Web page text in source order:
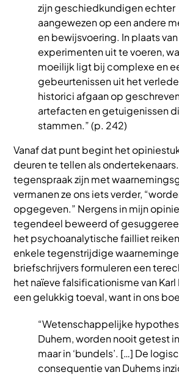
zijn geschiedkundigen echter
aangewezen op een andere
en bewijsvoering. In plaats van
experimenten uit te voeren,
moeilijk ligt bij complexe en
gebeurtenissen uit het
historici afgaan op
artefacten en getuigenissen
stammen.” (p. 242)
Vanaf dat punt begint het
deuren te tellen als
tegenspraak zijn met
vermanen ze ons iets verder,
opgegeven.” Nergens in mijn
tegendeel beweerd of
het psychoanalytische failliet
enkele tegenstrijdige
briefschrijvers formuleren een
het naïeve falsificationisme van
een gelukkig toeval, want in ons
“Wetenschappelijke
Duhem, worden nooit getest
maar in ‘bundels’. […] De
consequentie van Duhems